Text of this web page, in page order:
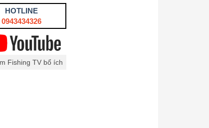
HOTLINE
0943434326
Fishing TV bổ ích